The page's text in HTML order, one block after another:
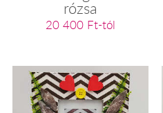
rózsa
20 400 Ft-tól